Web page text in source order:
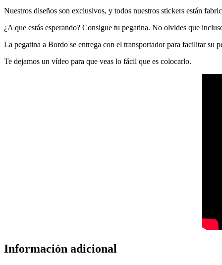
Nuestros diseños son exclusivos, y todos nuestros stickers están
¿A que estás esperando? Consigue tu pegatina. No olvides que
La pegatina a Bordo se entrega con el transportador para facilitar su
Te dejamos un vídeo para que veas lo fácil que es colocarlo.
Información adicional